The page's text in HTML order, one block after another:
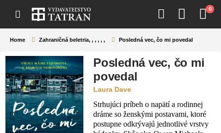
0
Home Zahraničná beletria, , , , , , Posledná vec, čo mi povedal
Posledná vec, čo mi
povedal
Laura Dave
Strhujúci príbeh o napätí a rodinnej
dráme so ženskými postavami, ktoré
postupne odkrývajú jednotlivé vrstvy